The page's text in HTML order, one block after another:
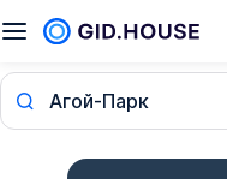
Агой-Парк